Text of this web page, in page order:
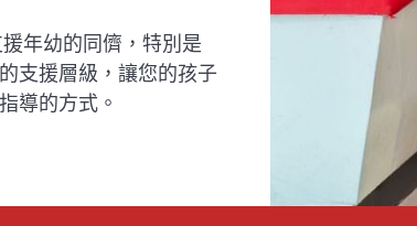
年幼的同儕，特別是
支援層級，讓您的孩子
導的方式。